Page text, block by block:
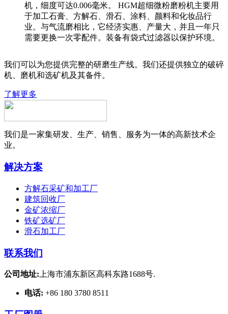
机，细度可达0.006毫米。 HGM超细微粉磨粉机主要用
于加工石膏、方解石、滑石、涂料、颜料和化妆品行
业。与气流磨相比，它经济实惠、产量大，并且一年只
需要更换一次零配件。装备有袋式过滤器以保护环境。
我们可以为您提供完整的研磨生产线。我们还提供独立的破碎
机、磨机和选矿机及其备件。
了解更多
我们是一家集研发、生产、销售、服务为一体的高新技术企
业。
解决方案
方解石采矿和加工厂
建筑回收厂
金矿浓缩厂
铁矿选矿厂
滑石加工厂
联系我们
公司地址: 上海市浦东新区高科东路1688号.
电话: +86 180 3780 8511